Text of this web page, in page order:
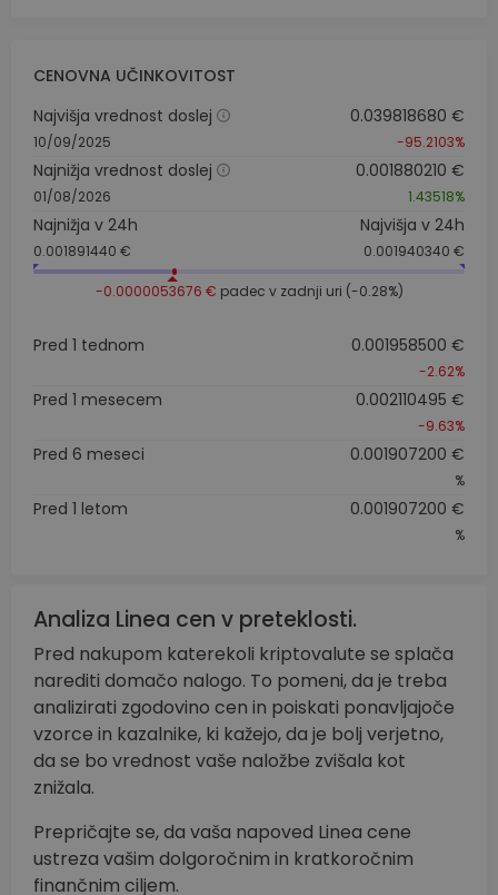
CENOVNA UČINKOVITOST
Najvišja vrednost doslej
10/09/2025
0.039818680 €
-95.2103%
Najnižja vrednost doslej
01/08/2026
0.001880210 €
1.43518%
Najnižja v 24h
0.001891440 €
Najvišja v 24h
0.001940340 €
-0.0000053676 € padec v zadnji uri (-0.28%)
Pred 1 tednom 0.001958500 €
-2.62%
Pred 1 mesecem 0.002110495 €
-9.63%
Pred 6 meseci 0.001907200 €
%
Pred 1 letom 0.001907200 €
%
Analiza Linea cen v preteklosti.
Pred nakupom katerekoli kriptovalute se splača
narediti domačo nalogo. To pomeni, da je treba
analizirati zgodovino cen in poiskati ponavljajoče
vzorce in kazalnike, ki kažejo, da je bolj verjetno,
da se bo vrednost vaše naložbe zvišala kot
znižala.
Prepričajte se, da vaša napoved Linea cene
ustreza vašim dolgoročnim in kratkoročnim
finančnim ciljem.